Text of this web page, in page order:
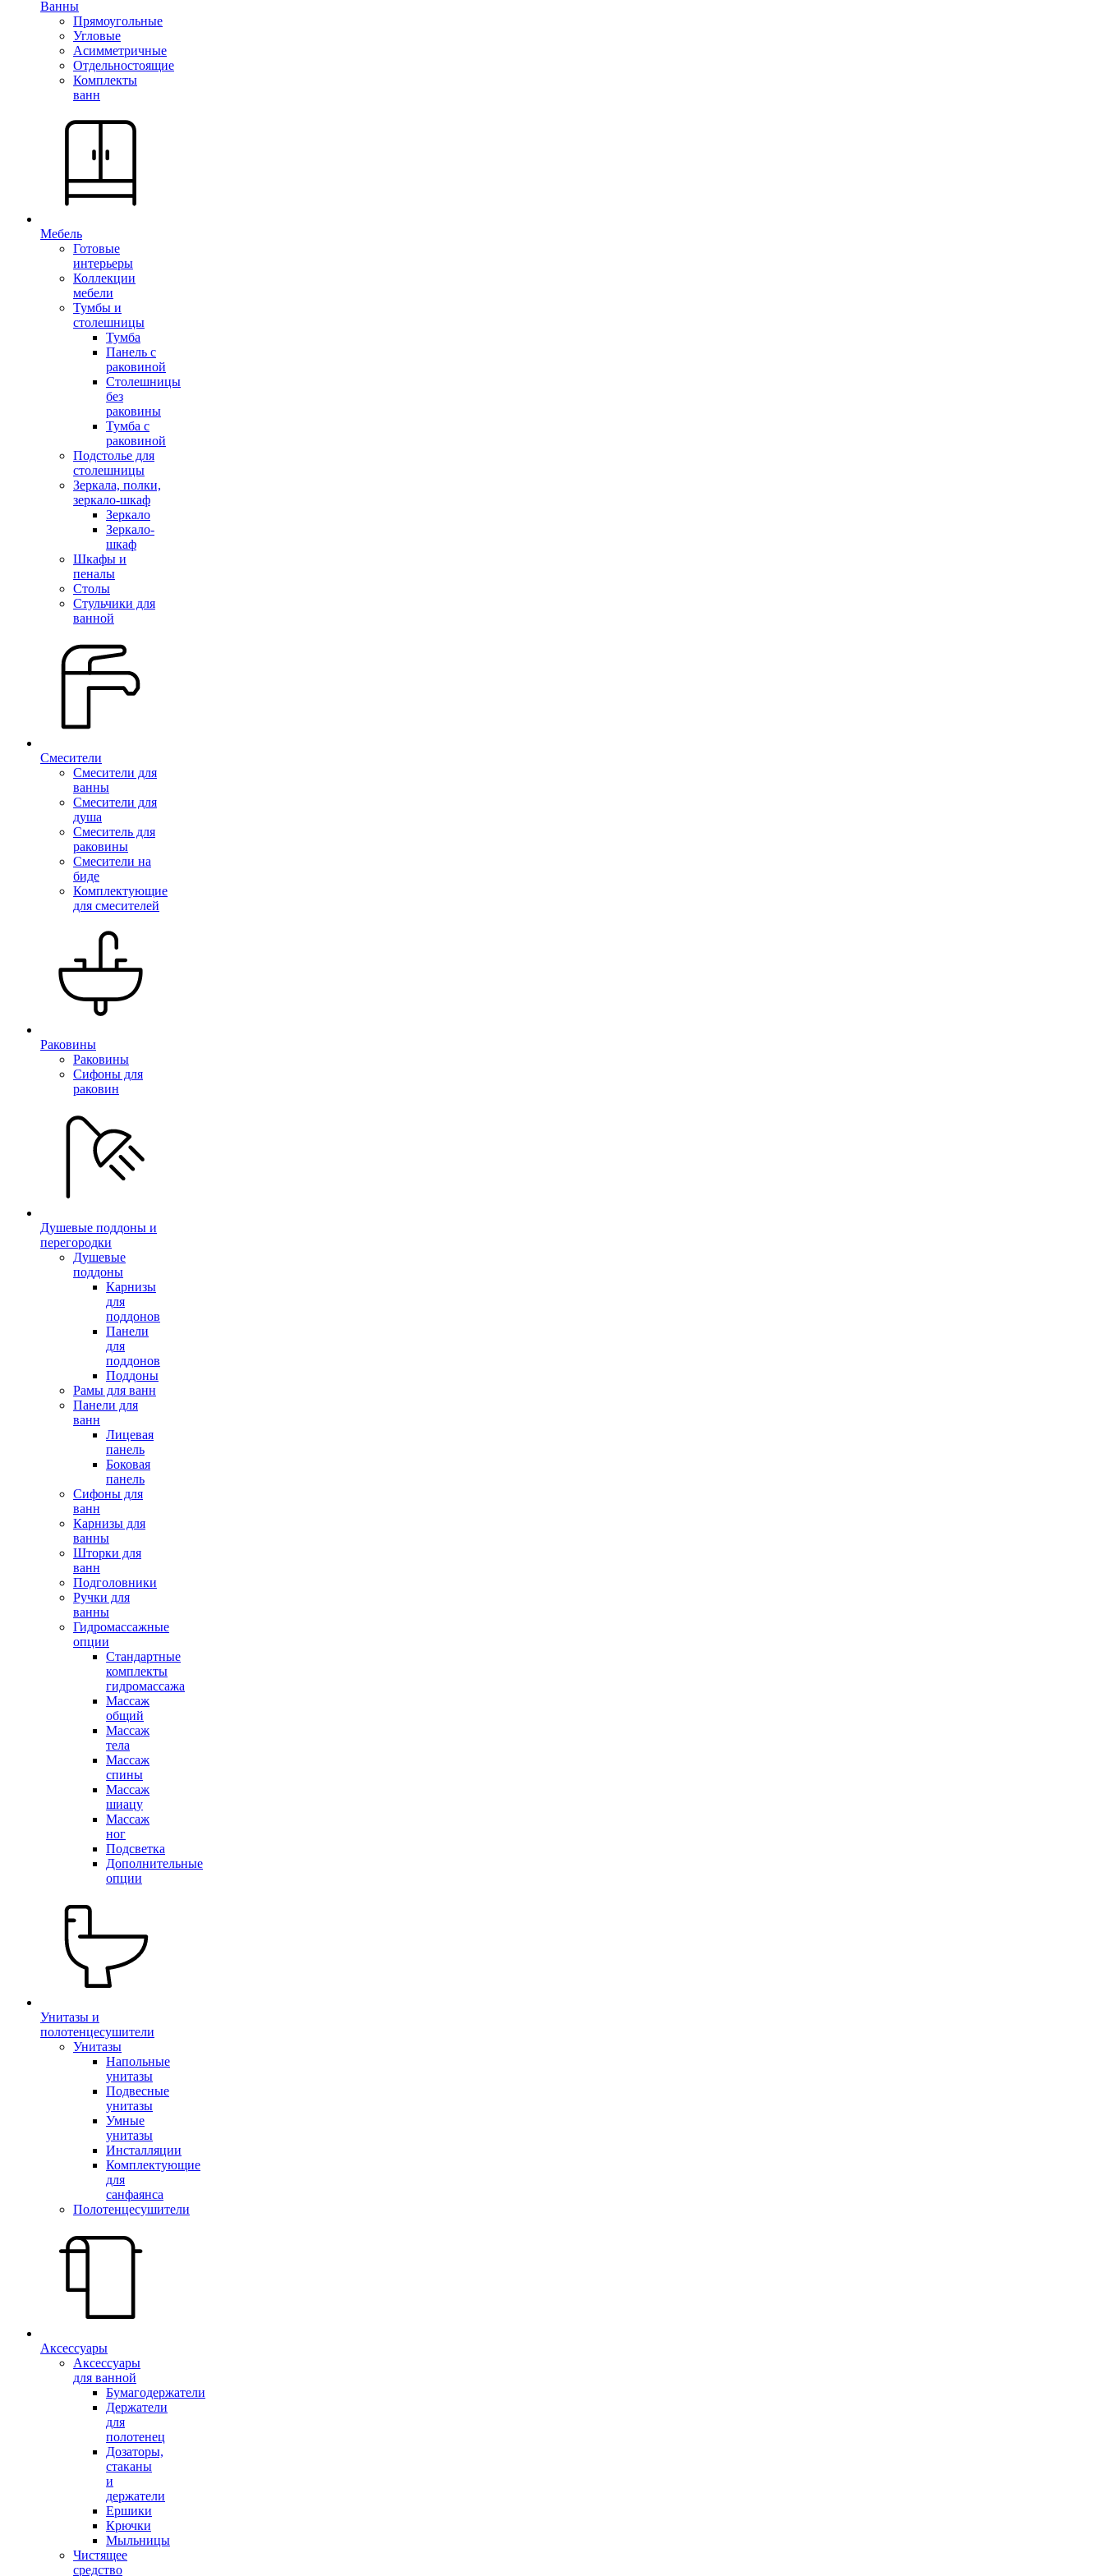
Ванны
Прямоугольные
Угловые
Асимметричные
Отдельностоящие
Комплекты
ванн
Мебель
Готовые
интерьеры
Коллекции
мебели
Тумбы и
столешницы
Тумба
Панель с
раковиной
Столешницы
без
раковины
Тумба с
раковиной
Подстолье для
столешницы
Зеркала, полки,
зеркало-шкаф
Зеркало
Зеркало-
шкаф
Шкафы и
пеналы
Столы
Стульчики для
ванной
Смесители
Смесители для
ванны
Смесители для
душа
Смеситель для
раковины
Смесители на
биде
Комплектующие
для смесителей
Раковины
Раковины
Сифоны для
раковин
Душевые поддоны и
перегородки
Душевые
поддоны
Карнизы
для
поддонов
Панели
для
поддонов
Поддоны
Рамы для ванн
Панели для
ванн
Лицевая
панель
Боковая
панель
Сифоны для
ванн
Карнизы для
ванны
Шторки для
ванн
Подголовники
Ручки для
ванны
Гидромассажные
опции
Стандартные
комплекты
гидромассажа
Массаж
общий
Массаж
тела
Массаж
спины
Массаж
шиацу
Массаж
ног
Подсветка
Дополнительные
опции
Унитазы и
полотенцесушители
Унитазы
Напольные
унитазы
Подвесные
унитазы
Умные
унитазы
Инсталляции
Комплектующие
для
санфаянса
Полотенцесушители
Аксессуары
Аксессуары
для ванной
Бумагодержатели
Держатели
для
полотенец
Дозаторы,
стаканы
и
держатели
Ершики
Крючки
Мыльницы
Чистящее
средство